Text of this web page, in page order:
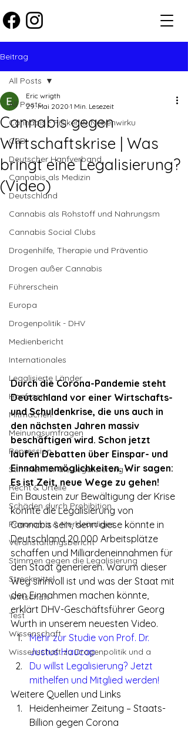
Beitrag
All Posts
Cannabis - Risiken & Nebenwirku
CBD
Deutscher Hanfverband
Cannabis als Medizin
Deutschland
Cannabis als Rohstoff und Nahrungsm
Cannabis Social Clubs
Drogenhilfe, Therapie und Präventio
Drogen außer Cannabis
Führerschein
Europa
Drogenpolitik - DHV
Medienbericht
Internationales
Legalisierte Länder
Hanfszene
Mitmachen!
Meinungsumfragen
Repression
Stimmen für die Legalisierung
Recht & Urteile
Schäden durch Prohibition
Panorama & Merkwürdiges
Veranstaltungsbericht
Stimmen gegen die Legalisierung
Streckmittel
Wirtschaft
Test
Wissenschaft
Wissenschaft zu Drogenpolitik und a
All Posts
Cannabis gegen
Wirtschaftskrise | Was
bringt eine Legalisierung?
(Video)
Eric wrigth
29. Mai 2020 1 Min. Lesezeit
Durch die Corona-Pandemie steht
Deutschland vor einer Wirtschafts-
und Schuldenkrise, die uns auch in
den nächsten Jahren massiv
beschäftigen wird. Schon jetzt
laufen Debatten über Einspar- und
Einnahmemöglichkeiten. Wir sagen:
Es ist Zeit, neue Wege zu gehen!
Ein Baustein zur Bewältigung der Krise
könnte die Legalisierung von
Cannabis sein, denn diese könnte in
Deutschland 20.000 Arbeitsplätze
schaffen und Milliardeneinnahmen für
den Staat generieren. Warum dieser
Weg sinnvoll ist und was der Staat mit
den Einnahmen machen könnte,
erklärt DHV-Geschäftsführer Georg
Wurth in unserem neuesten Video.
Mehr zur Studie von Prof. Dr.
Justus Haucap
Du willst Legalisierung? Jetzt
mithelfen und Mitglied werden!
Weitere Quellen und Links
Heidenheimer Zeitung – Staats-
Billion gegen Corona